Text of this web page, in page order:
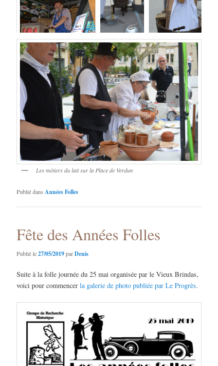
Les métiers du lait sur la Place de Verdun
Publié dans Années Folles
Fête des Années Folles
Publié le27/05/2019parDenis
Suite à la folle journée du 25 mai organisée par le Vieux Brindas,
voici pour commencerla galerie de photo publiée par Le Progrès.